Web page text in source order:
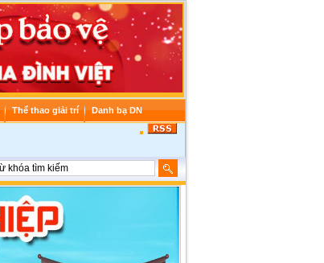
Thể thao giải trí Danh bạ DN